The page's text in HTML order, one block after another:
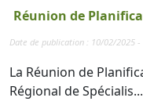
Réunion de
Date de publication : 10/02/2025 -
La Réunion de
Régional de Spécialis...